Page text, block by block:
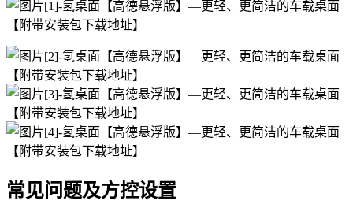
常见问题及方控设置